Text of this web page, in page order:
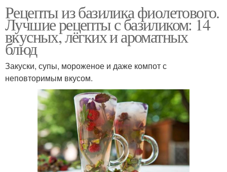
Рецепты из базилика фиолетового.
Лучшие рецепты с базиликом: 14
вкусных, лёгких и ароматных
блюд
Закуски, супы, мороженое и даже компот с
неповторимым вкусом.